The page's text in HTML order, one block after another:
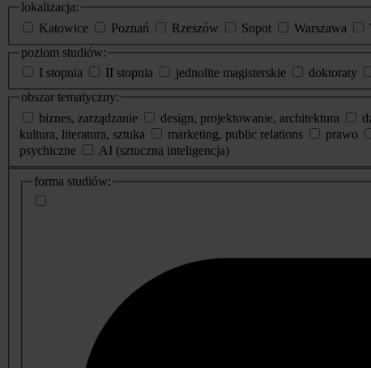
lokalizacja:
Katowice
Poznań Rzeszów Sopot Warszawa
poziom studiów:
I stopnia
II stopnia jednolite magisterskie doktoraty
obszar tematyczny:
biznes, zarządzanie
design, projektowanie, architektura
kultura, literatura, sztuka
marketing, public relations prawo
psychiczne
AI (sztuczna inteligencja)
dodatkowe
informacje
forma studiów: